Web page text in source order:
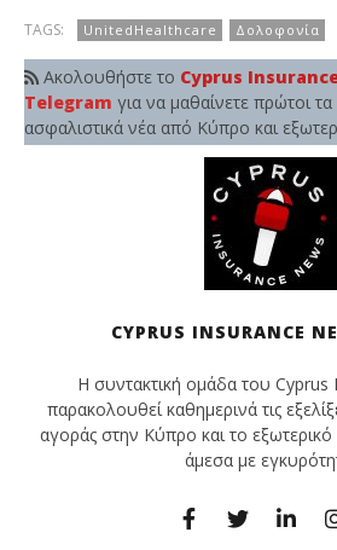
TAGS: UnitedHealthcare Δολοφονία
Ακολουθήστε το Cyprus
Telegram για να μαθαίνετε πρώτοι
ασφαλιστικά νέα από Κύπρο και
CYPRUS INSURANCE
Η συντακτική ομάδα του
παρακολουθεί καθημερινά τις
αγοράς στην Κύπρο και το εξωτερικό
άμεσα με